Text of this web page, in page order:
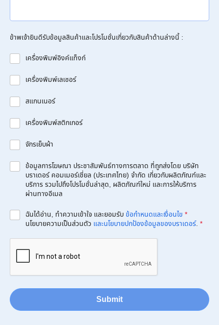
ข้าพเจ้ายินดีรับข้อมูลสินค้าและโปรโมชั่นเกี่ยวกับสินค้าด้านล่างนี้ :
เครื่องพิมพ์อิงค์แท็งก์
เครื่องพิมพ์เลเซอร์
สแกนเนอร์
เครื่องพิมพ์สติกเกอร์
จักรเย็บผ้า
ข้อมูลการโฆษณา ประชาสัมพันธ์ทางการตลาด ที่ถูกส่งโดย บริษัท
บราเดอร์ คอมเมอร์เชี่ยล (ประเทศไทย) จำกัด เกี่ยวกับผลิตภัณฑ์และ
บริการ รวมไปถึงโปรโมชั่นล่าสุด, ผลิตภัณฑ์ใหม่ และการให้บริการ
ผ่านทางอีเมล
ฉันได้อ่าน, ทำความเข้าใจ และยอมรับข้อกำหนดและเงื่อนไข *
นโยบายความเป็นส่วนตัว และนโยบายปกป้องข้อมูลของบราเดอร์. *
Submit